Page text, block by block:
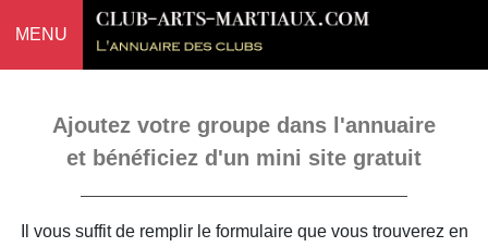
MENU
Ajoutez votre groupe dans l'annuaire
et bénéficiez d'un mini site gratuit
Il vous suffit de remplir le formulaire que vous trouverez en